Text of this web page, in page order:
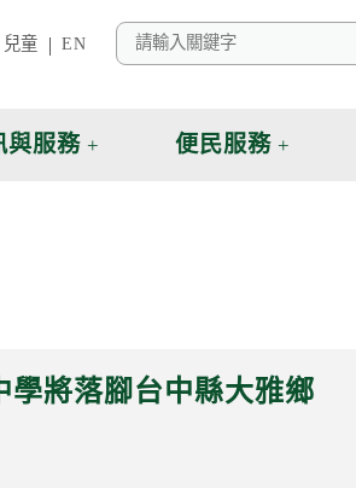
兒童 EN
與服務 便民服務
學將落腳台中縣大雅鄉